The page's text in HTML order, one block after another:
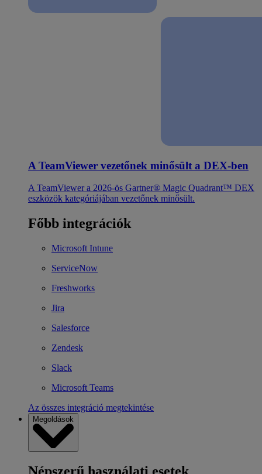
A TeamViewer vezetőnek minősült a DEX-ben
A TeamViewer a 2026-ös Gartner® Magic Quadrant™ DEX
eszközök kategóriájában vezetőnek minősült.
Főbb integrációk
Microsoft Intune
ServiceNow
Freshworks
Jira
Salesforce
Zendesk
Slack
Microsoft Teams
Az összes integráció megtekintése
Megoldások